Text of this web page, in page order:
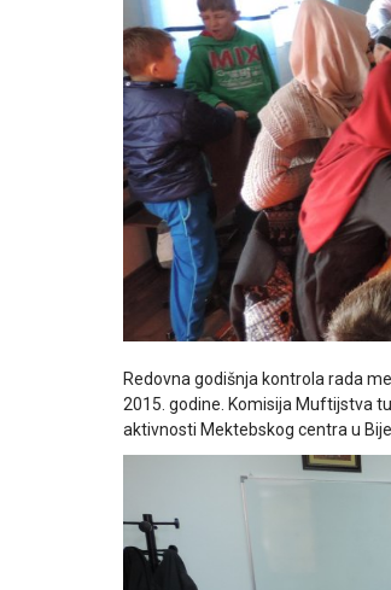
Redovna godišnja kontrola rada
2015. godine. Komisija Muftijstva
aktivnosti Mektebskog centra u